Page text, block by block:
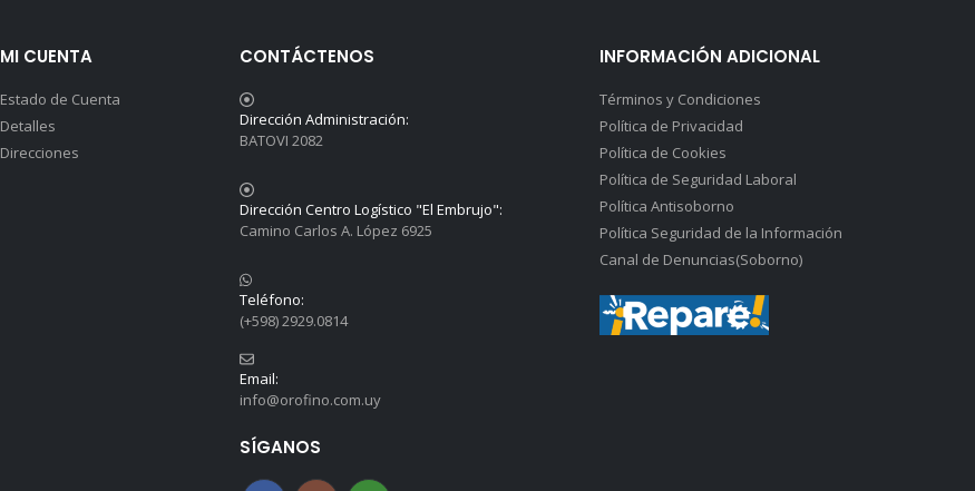
MI CUENTA
Estado de Cuenta
Detalles
Direcciones
CONTÁCTENOS
Dirección Administración:
BATOVI 2082
Dirección Centro Logístico "El Embrujo":
Camino Carlos A. López 6925
Teléfono:
(+598) 2929.0814
Email:
info@orofino.com.uy
SÍGANOS
INFORMACIÓN ADICIONAL
Términos y Condiciones
Política de Privacidad
Política de Cookies
Política de Seguridad Laboral
Política Antisoborno
Política Seguridad de la Información
Canal de Denuncias(Soborno)